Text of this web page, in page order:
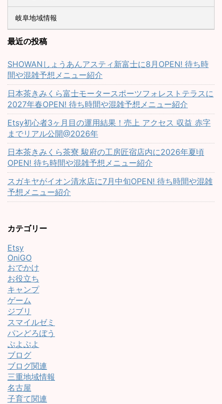
岐阜地域情報
最近の投稿
SHOWANしょうあんアスティ新富士に8月OPEN! 待ち時
間や混雑予想メニュー紹介
日本茶きみくら富士モータースポーツフォレストテラスに
2027年春OPEN! 待ち時間や混雑予想メニュー紹介
Etsy初心者3ヶ月目の運用結果！売上 アクセス 収益 赤字
までリアル公開@2026年
日本茶きみくら茶寮 駿府の工房匠宿店内に2026年夏頃
OPEN! 待ち時間や混雑予想メニュー紹介
スガキヤがイオン清水店に7月中旬OPEN! 待ち時間や混雑
予想メニュー紹介
カテゴリー
Etsy
OniGO
おでかけ
お役立ち
キャンプ
ゲーム
ジブリ
スマイルゼミ
パンどろぼう
ぷよぷよ
ブログ
ブログ関連
三重地域情報
名古屋
子育て関連